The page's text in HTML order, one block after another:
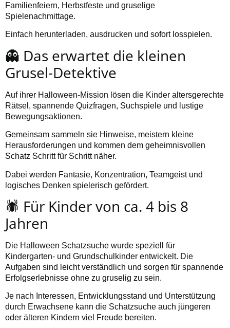
Familienfeiern, Herbstfeste und gruselige
Spielenachmittage.
Einfach herunterladen, ausdrucken und sofort losspielen.
👻 Das erwartet die kleinen
Grusel-Detektive
Auf ihrer Halloween-Mission lösen die Kinder altersgerechte
Rätsel, spannende Quizfragen, Suchspiele und lustige
Bewegungsaktionen.
Gemeinsam sammeln sie Hinweise, meistern kleine
Herausforderungen und kommen dem geheimnisvollen
Schatz Schritt für Schritt näher.
Dabei werden Fantasie, Konzentration, Teamgeist und
logisches Denken spielerisch gefördert.
🕷️ Für Kinder von ca. 4 bis 8
Jahren
Die Halloween Schatzsuche wurde speziell für
Kindergarten- und Grundschulkinder entwickelt. Die
Aufgaben sind leicht verständlich und sorgen für spannende
Erfolgserlebnisse ohne zu gruselig zu sein.
Je nach Interessen, Entwicklungsstand und Unterstützung
durch Erwachsene kann die Schatzsuche auch jüngeren
oder älteren Kindern viel Freude bereiten.